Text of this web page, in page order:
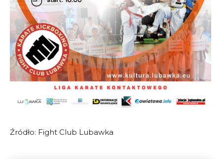
Źródło: Fight Club Lubawka